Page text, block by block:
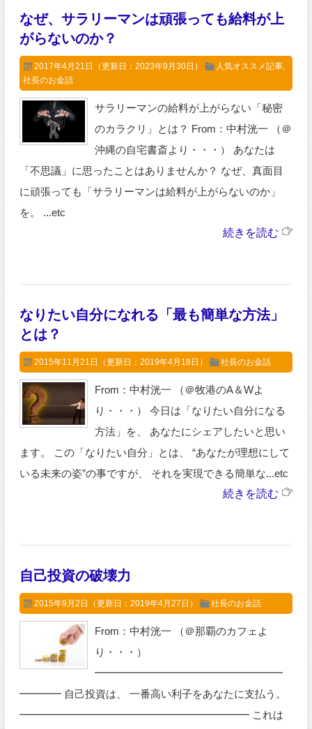
なぜ、サラリーマンは頑張っても給料が上
がらないのか？
2017年4月21日 （更新日：2023年9月30日） 人気オススメ記事,
社長のお金話
サラリーマンの給料が上がらない「秘密
のカラクリ」とは？ From：中村洸一 （＠
沖縄の自宅書斎より・・・） あなたは
「不思議」に思ったことはありませんか？ なぜ、真面目
に頑張っても「サラリーマンは給料が上がらないのか」
を。 ...etc
続きを読む
なりたい自分になれる「最も簡単な方法」
とは？
2015年11月21日 （更新日：2019年4月18日） 社長のお金話
From：中村洸一 （＠牧港のA＆Wよ
り・・・） 今日は「なりたい自分になる
方法」を、 あなたにシェアしたいと思い
ます。 この「なりたい自分」とは、 “あなたが理想にして
いる未来の姿”の事ですが、 それを実現できる簡単な...etc
続きを読む
自己投資の破壊力
2015年9月2日 （更新日：2019年4月27日） 社長のお金話
From：中村洸一 （＠那覇のカフェよ
り・・・）
━━━━━━━━━━━━━━━━━━
━━━━ 自己投資は、 一番高い利子をあなたに支払う。
━━━━━━━━━━━━━━━━━━━━━━ これは